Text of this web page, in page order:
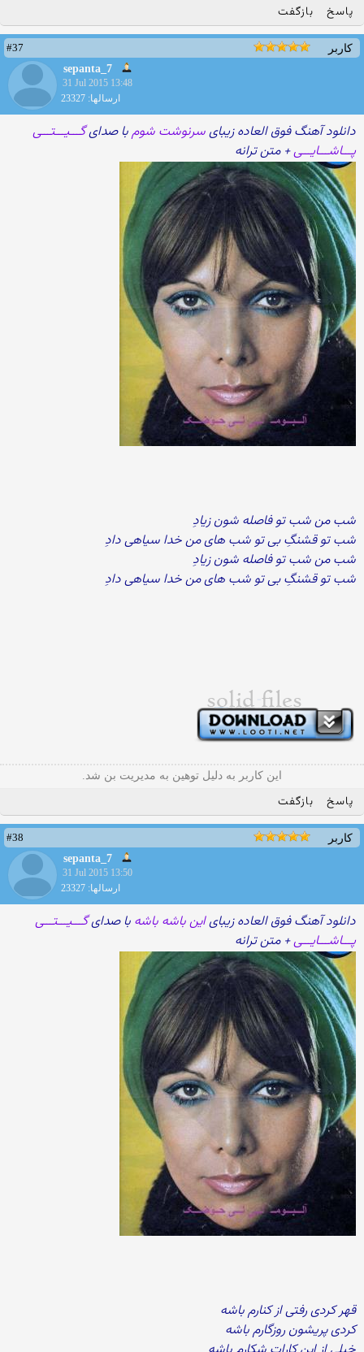
پاسخ بازگفت
کاربر
#37
sepanta_7
31 Jul 2015 13:48
ارسالها: 23327
دانلود آهنگ فوق العاده زیبایسرنوشت شومبا صدایگـــیـــتـــی
پـــاشـــایـــی+ متن ترانه
شب من شب تو فاصله شون زیادِ
شب تو قشنگِ بی تو شب های من خدا سیاهی دادِ
شب من شب تو فاصله شون زیادِ
شب تو قشنگِ بی تو شب های من خدا سیاهی دادِ
این کاربر به دلیل توهین به مدیریت بن شد.
پاسخ بازگفت
کاربر
#38
sepanta_7
31 Jul 2015 13:50
ارسالها: 23327
دانلود آهنگ فوق العاده زیبایاین باشه باشه با صدایگـــیـــتـــی
پـــاشـــایـــی+ متن ترانه
قهر کردی رفتی از کنارم باشه
کردی پریشون روزگارم باشه